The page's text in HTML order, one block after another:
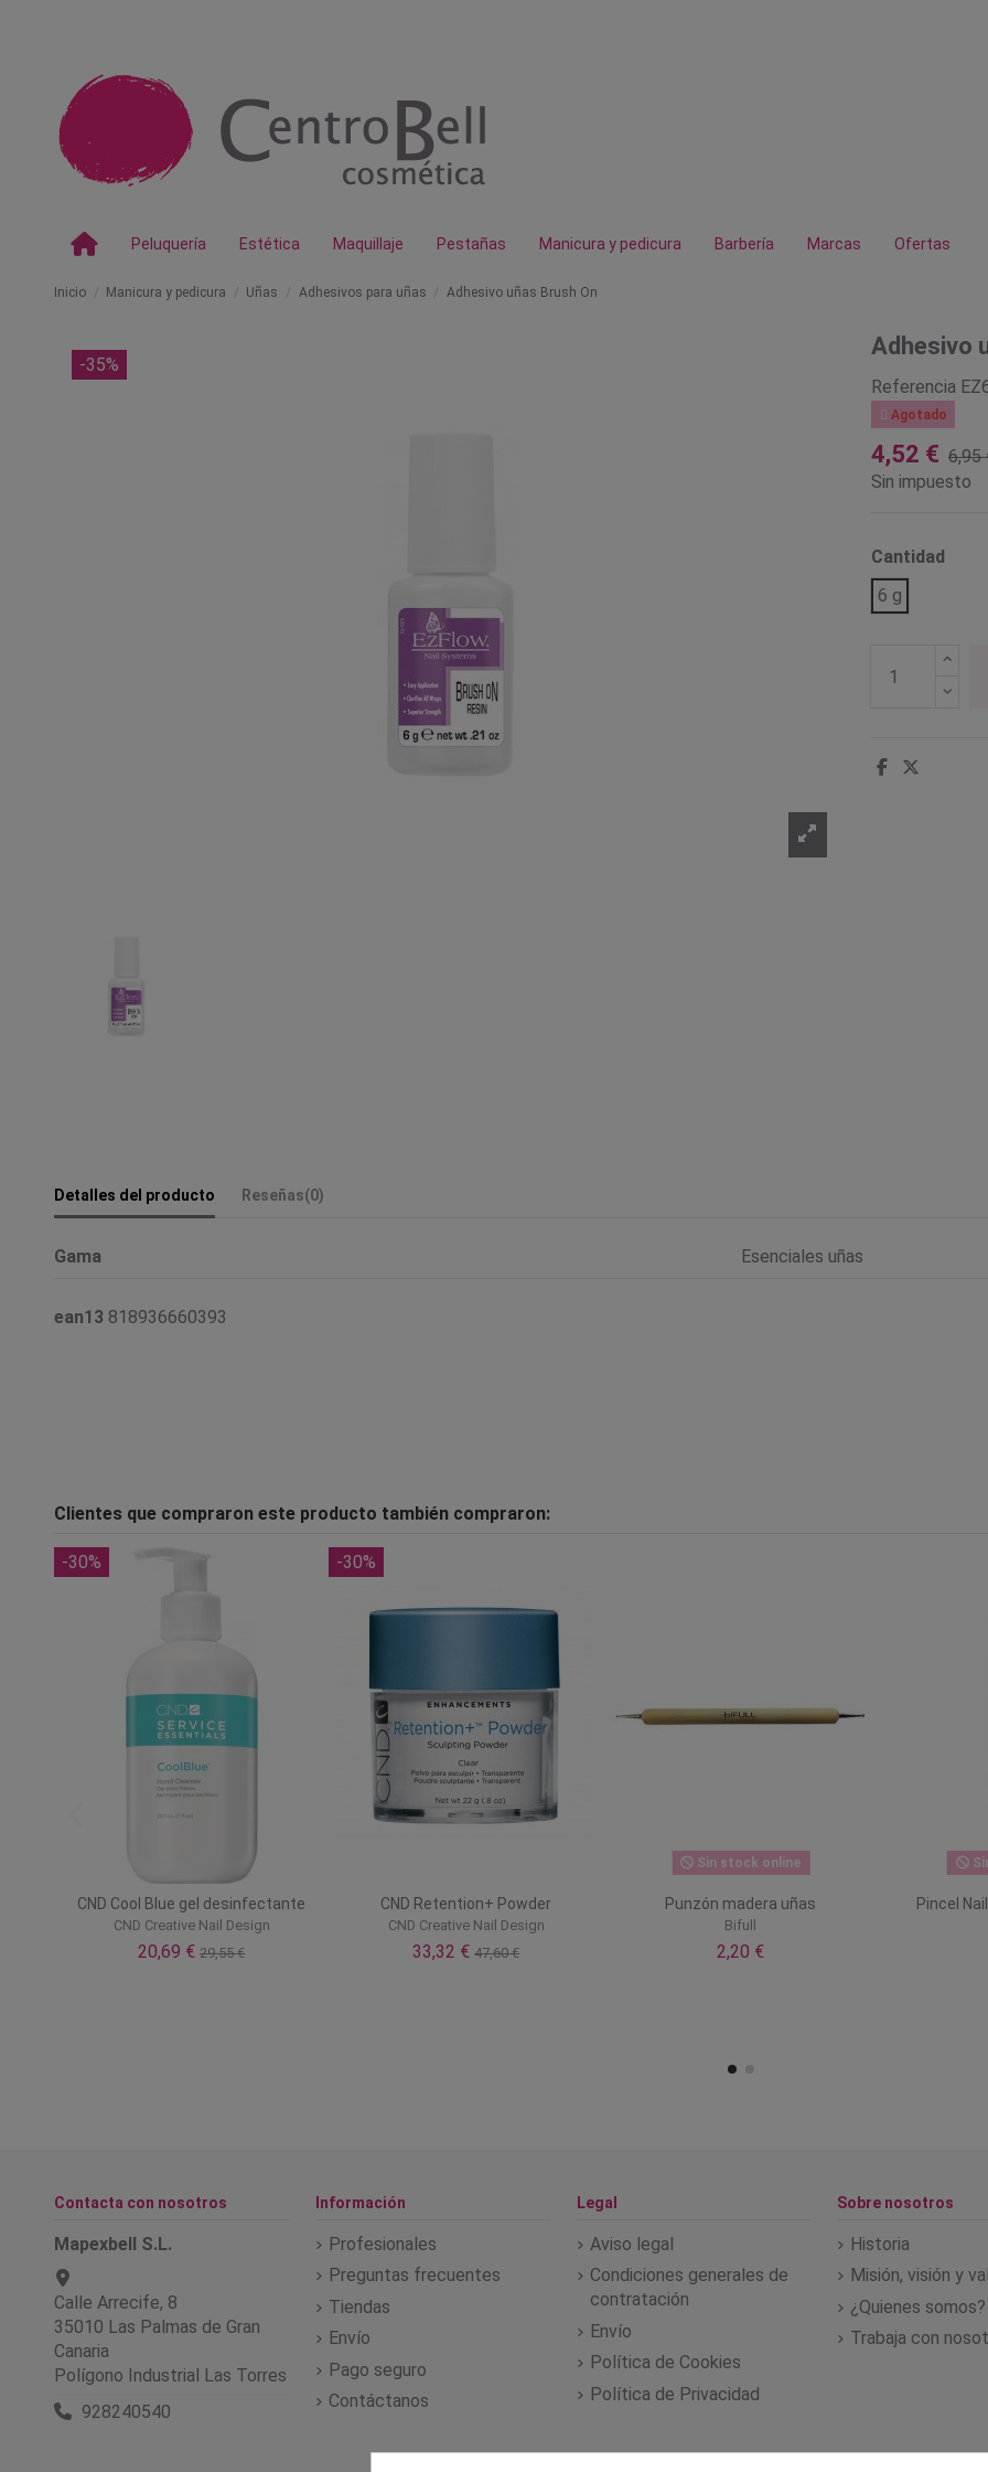
Peluquería Estética Maquillaje Pestañas Manicura y pedicura Barbería Marcas Ofertas
Inicio Manicura y pedicura Uñas Adhesivos para uñas Adhesivo uñas Brush On
-35%
Adhesivo
Referencia
Agotado
4,52 € 6,95
Sin impuesto
Cantidad
6 g
Detalles del producto Reseñas(0)
Gama Esenciales uñas
ean13 818936660393
Clientes que compraron este producto también compraron:
-30%
CND Cool Blue gel desinfectante
CND Creative Nail Design
20,69 €29,55 €
-30%
CND Retention+ Powder
CND Creative Nail Design
33,32 €47,60 €
Sin stock online
Punzón madera uñas
Bifull
2,20 €
Pincel
Contacta con nosotros
Mapexbell S.L.
Calle Arrecife, 8
35010 Las Palmas de Gran
Canaria
Polígono Industrial Las Torres
928240540
Información
Profesionales
Preguntas frecuentes
Tiendas
Envío
Pago seguro
Contáctanos
Legal
Aviso legal
Condiciones generales de
contratación
Envío
Política de Cookies
Política de Privacidad
Sobre nosotros
Historia
Misión, visión y
¿Quienes somos?
Trabaja con